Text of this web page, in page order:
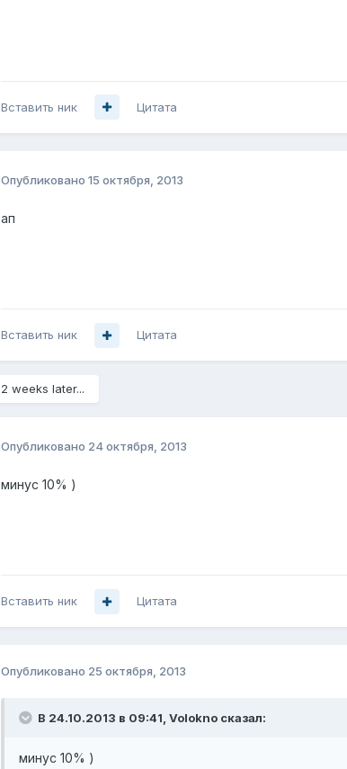
Вставить ник Цитата
Опубликовано 15 октября, 2013
ап
Вставить ник Цитата
2 weeks later...
Опубликовано 24 октября, 2013
минус 10% )
Вставить ник Цитата
Опубликовано 25 октября, 2013
В 24.10.2013 в 09:41, Volokno сказал:
минус 10% )